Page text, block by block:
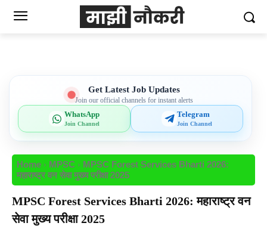
Get Latest Job Updates
Join our official channels for instant alerts
WhatsApp
Join Channel
Telegram
Join Channel
Home MPSC
MPSC Forest Services Bharti 2026:
महाराष्ट्र वन सेवा मुख्य परीक्षा 2025
MPSC Forest Services Bharti 2026: महाराष्ट्र वन
सेवा मुख्य परीक्षा 2025